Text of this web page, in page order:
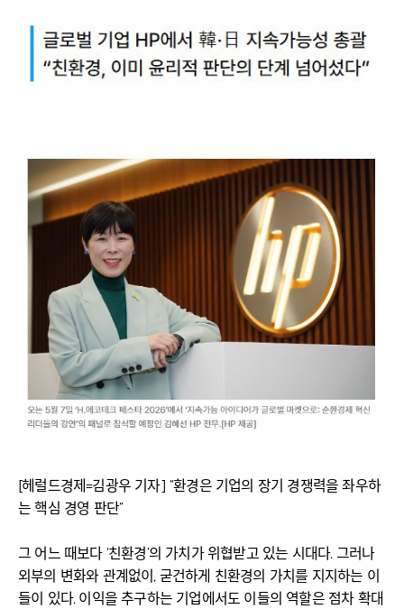
[헤럴드경제=김광우 기자] “환경은 기업의 장기 경쟁력을 좌우하
는 핵심 경영 판단”
그 어느 때보다 ‘친환경’의 가치가 위협받고 있는 시대다. 그러나
외부의 변화와 관계없이, 굳건하게 친환경의 가치를 지지하는 이
들이 있다. 이익을 추구하는 기업에서도 이들의 역할은 점차 확대